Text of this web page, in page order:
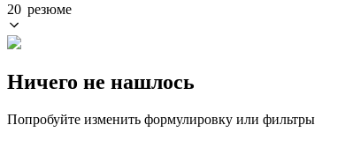
20 резюме
Ничего не нашлось
Попробуйте изменить формулировку или фильтры